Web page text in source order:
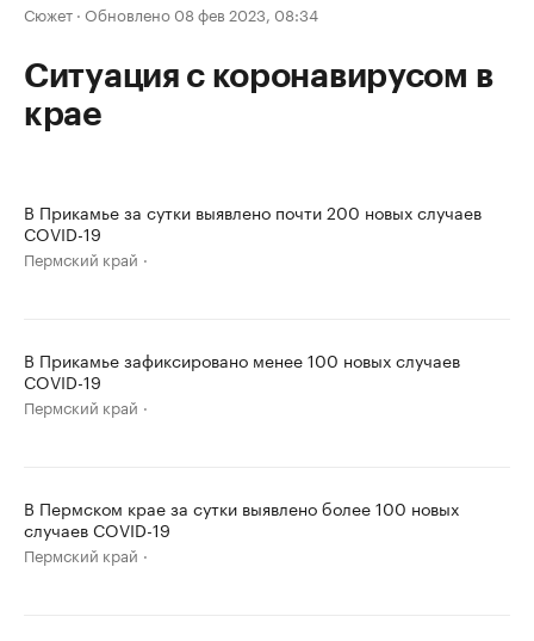
Сюжет · Обновлено 08 фев 2023, 08:34
Ситуация с коронавирусом в
крае
В Прикамье за сутки выявлено почти 200 новых случаев
COVID-19
Пермский край
В Прикамье зафиксировано менее 100 новых случаев
COVID-19
Пермский край
В Пермском крае за сутки выявлено более 100 новых
случаев COVID-19
Пермский край